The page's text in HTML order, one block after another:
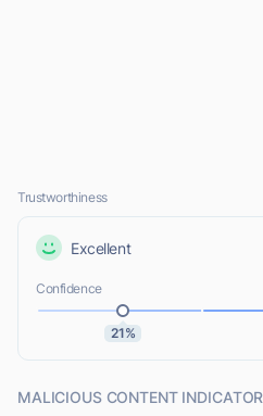
Trustworthiness
Excellent
Confidence
21%
MALICIOUS CONTENT